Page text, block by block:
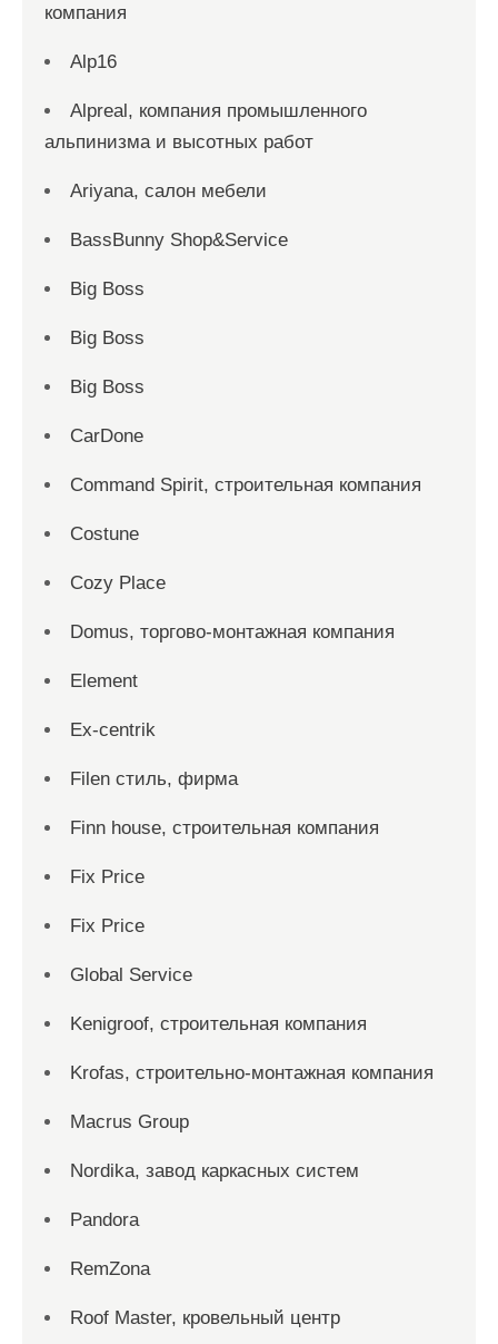
компания
Alp16
Alpreal, компания промышленного
альпинизма и высотных работ
Ariyana, салон мебели
BassBunny Shop&Service
Big Boss
Big Boss
Big Boss
CarDone
Command Spirit, строительная компания
Costune
Cozy Place
Domus, торгово-монтажная компания
Element
Ex-centrik
Filen стиль, фирма
Finn house, строительная компания
Fix Price
Fix Price
Global Service
Kenigroof, строительная компания
Krofas, строительно-монтажная компания
Macrus Group
Nordika, завод каркасных систем
Pandora
RemZona
Roof Master, кровельный центр